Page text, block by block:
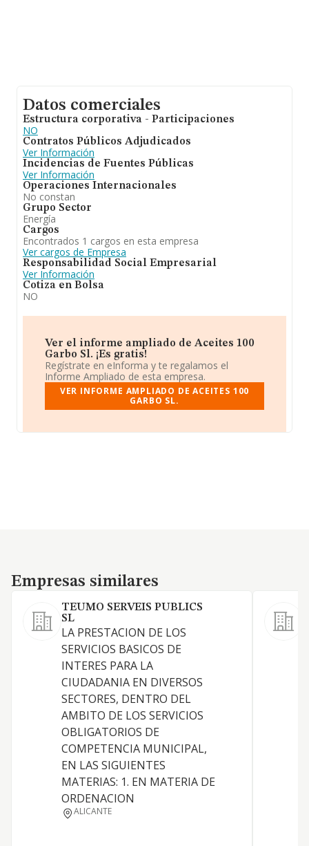
Datos comerciales
Estructura corporativa - Participaciones
NO
Contratos Públicos Adjudicados
Ver Información
Incidencias de Fuentes Públicas
Ver Información
Operaciones Internacionales
No constan
Grupo Sector
Energía
Cargos
Encontrados 1 cargos en esta empresa
Ver cargos de Empresa
Responsabilidad Social Empresarial
Ver Información
Cotiza en Bolsa
NO
Ver el informe ampliado de Aceites 100
Garbo Sl. ¡Es gratis!
Regístrate en eInforma y te regalamos el
Informe Ampliado de esta empresa.
VER INFORME AMPLIADO DE ACEITES 100
GARBO SL.
Empresas similares
Empresas similares
TEUMO SERVEIS PUBLICS
SL
LA PRESTACION DE LOS
SERVICIOS BASICOS DE
INTERES PARA LA
CIUDADANIA EN DIVERSOS
SECTORES, DENTRO DEL
AMBITO DE LOS SERVICIOS
OBLIGATORIOS DE
COMPETENCIA MUNICIPAL,
EN LAS SIGUIENTES
MATERIAS: 1. EN MATERIA DE
ORDENACION
ALICANTE